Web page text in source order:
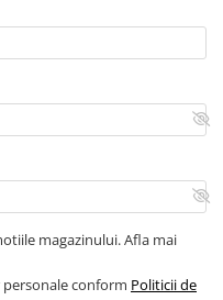
magazinului. Afla mai
conform Politicii de